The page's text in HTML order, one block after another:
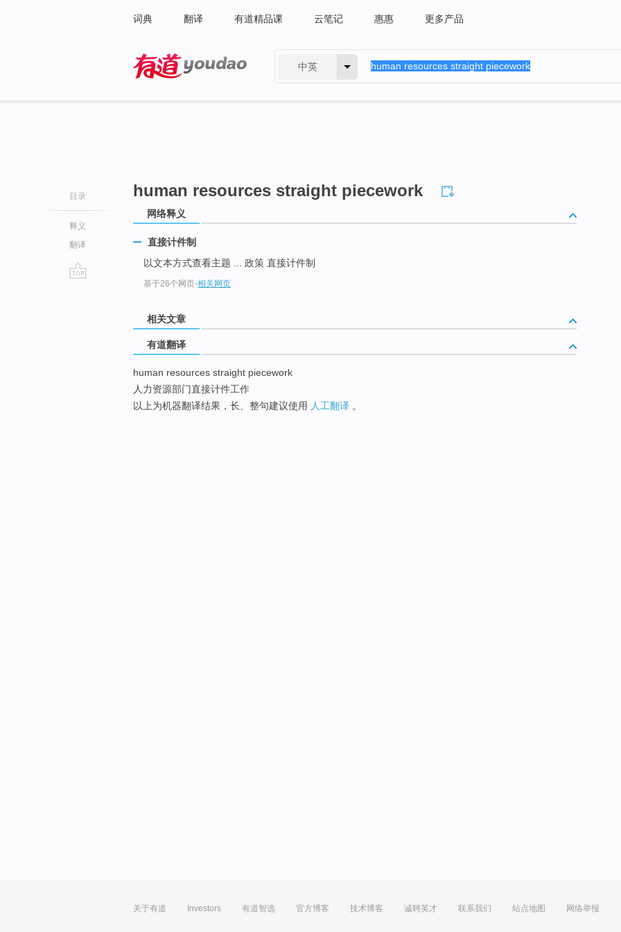
词典 翻译 有道精品课 云笔记 惠惠 更多产品
中英
目录
释义
翻译
human resources straight piecework
网络释义
直接计件制
以文本方式查看主题 ... 政策 直接计件制
基于26个网页-相关网页
相关文章
有道翻译
human resources straight piecework
人力资源部门直接计件工作
以上为机器翻译结果，长、整句建议使用 人工翻译 。
关于有道 Investors 有道智选 官方博客 技术博客 诚聘英才 联系我们 站点地图 网络举报